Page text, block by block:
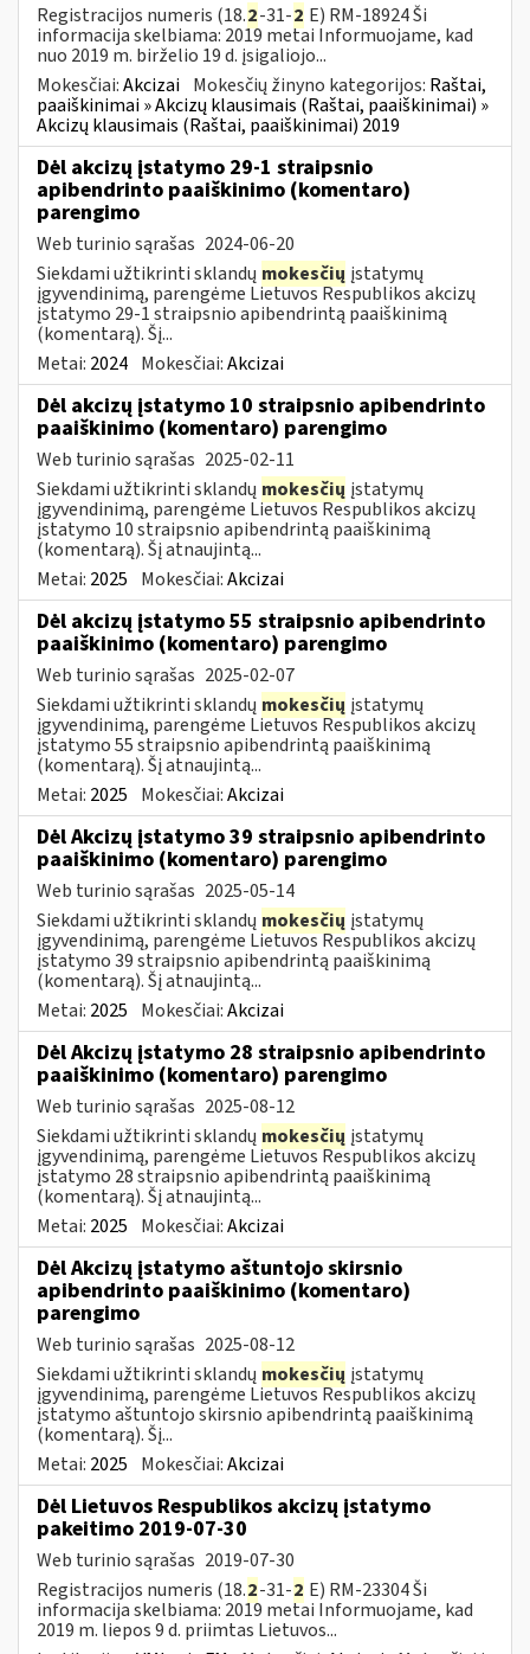
Registracijos numeris (18.2-31-2 E) RM-18924 Ši
informacija skelbiama: 2019 metai Informuojame, kad
nuo 2019 m. birželio 19 d. įsigaliojo...
Mokesčiai:Akcizai Mokesčių žinyno kategorijos: Raštai,
paaiškinimai » Akcizų klausimais (Raštai, paaiškinimai) »
Akcizų klausimais (Raštai, paaiškinimai) 2019
Dėl akcizų įstatymo 29-1 straipsnio
apibendrinto paaiškinimo (komentaro)
parengimo
Web turinio sąrašas 2024-06-20
Siekdami užtikrinti sklandų mokesčių įstatymų
įgyvendinimą, parengėme Lietuvos Respublikos akcizų
įstatymo 29-1 straipsnio apibendrintą paaiškinimą
(komentarą). Šį...
Metai: 2024 Mokesčiai:Akcizai
Dėl akcizų įstatymo 10 straipsnio apibendrinto
paaiškinimo (komentaro) parengimo
Web turinio sąrašas 2025-02-11
Siekdami užtikrinti sklandų mokesčių įstatymų
įgyvendinimą, parengėme Lietuvos Respublikos akcizų
įstatymo 10 straipsnio apibendrintą paaiškinimą
(komentarą). Šį atnaujintą...
Metai: 2025 Mokesčiai:Akcizai
Dėl akcizų įstatymo 55 straipsnio apibendrinto
paaiškinimo (komentaro) parengimo
Web turinio sąrašas 2025-02-07
Siekdami užtikrinti sklandų mokesčių įstatymų
įgyvendinimą, parengėme Lietuvos Respublikos akcizų
įstatymo 55 straipsnio apibendrintą paaiškinimą
(komentarą). Šį atnaujintą...
Metai: 2025 Mokesčiai:Akcizai
Dėl Akcizų įstatymo 39 straipsnio apibendrinto
paaiškinimo (komentaro) parengimo
Web turinio sąrašas 2025-05-14
Siekdami užtikrinti sklandų mokesčių įstatymų
įgyvendinimą, parengėme Lietuvos Respublikos akcizų
įstatymo 39 straipsnio apibendrintą paaiškinimą
(komentarą). Šį atnaujintą...
Metai: 2025 Mokesčiai:Akcizai
Dėl Akcizų įstatymo 28 straipsnio apibendrinto
paaiškinimo (komentaro) parengimo
Web turinio sąrašas 2025-08-12
Siekdami užtikrinti sklandų mokesčių įstatymų
įgyvendinimą, parengėme Lietuvos Respublikos akcizų
įstatymo 28 straipsnio apibendrintą paaiškinimą
(komentarą). Šį atnaujintą...
Metai: 2025 Mokesčiai:Akcizai
Dėl Akcizų įstatymo aštuntojo skirsnio
apibendrinto paaiškinimo (komentaro)
parengimo
Web turinio sąrašas 2025-08-12
Siekdami užtikrinti sklandų mokesčių įstatymų
įgyvendinimą, parengėme Lietuvos Respublikos akcizų
įstatymo aštuntojo skirsnio apibendrintą paaiškinimą
(komentarą). Šį...
Metai: 2025 Mokesčiai:Akcizai
Dėl Lietuvos Respublikos akcizų įstatymo
pakeitimo 2019-07-30
Web turinio sąrašas 2019-07-30
Registracijos numeris (18.2-31-2 E) RM-23304 Ši
informacija skelbiama: 2019 metai Informuojame, kad
2019 m. liepos 9 d. priimtas Lietuvos...